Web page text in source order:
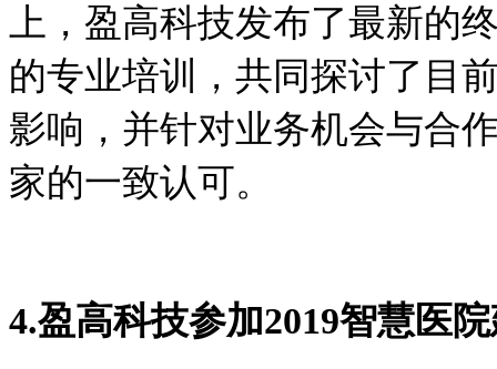
上，盈高科技发布了最新的
的专业培训，共同探讨了目
影响，并针对业务机会与合
家的一致认可。
4.盈高科技参加2019智慧医